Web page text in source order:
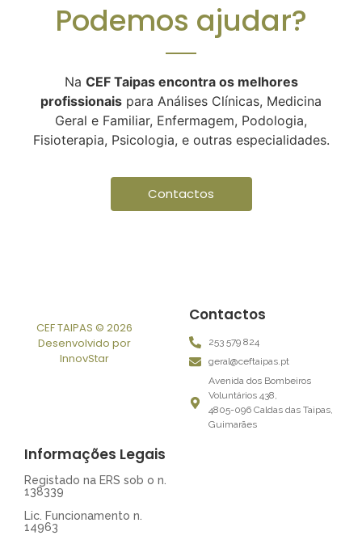
Podemos ajudar?
Na CEF Taipas encontra os melhores
profissionais para Análises Clínicas, Medicina
Geral e Familiar, Enfermagem, Podologia,
Fisioterapia, Psicologia, e outras especialidades.
Contactos
CEF TAIPAS © 2026
Desenvolvido por
InnovStar
Contactos
253 579 824
geral@ceftaipas.pt
Avenida dos Bombeiros
Voluntários 438,
4805-096 Caldas das Taipas,
Guimarães
Informações Legais
Registado na ERS sob o n.
138339
Lic. Funcionamento n.
14963